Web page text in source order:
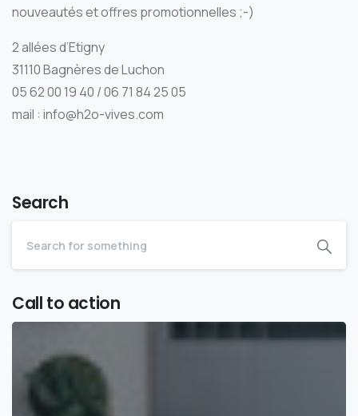
nouveautés et offres promotionnelles ;-)
2 allées d’Etigny
31110 Bagnères de Luchon
05 62 00 19 40 / 06 71 84 25 05
mail : info@h2o-vives.com
Search
Call to action